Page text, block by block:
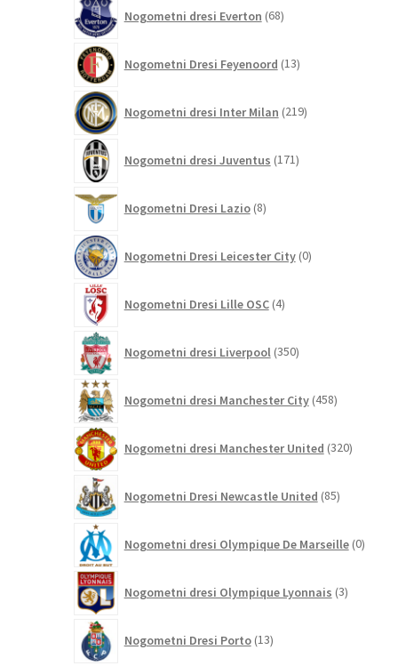
Nogometni dresi Everton 68izdelkov
Nogometni Dresi Feyenoord 13izdelkov
Nogometni dresi Inter Milan 219izdelkov
Nogometni dresi Juventus 171izdelkov
Nogometni Dresi Lazio 8izdelkov
Nogometni Dresi Leicester City 0izdelkov
Nogometni Dresi Lille OSC 4izdelki
Nogometni dresi Liverpool 350izdelkov
Nogometni dresi Manchester City 458izdelkov
Nogometni dresi Manchester United 320izdelkov
Nogometni Dresi Newcastle United 85izdelkov
Nogometni dresi Olympique De Marseille 0
Nogometni dresi Olympique Lyonnais 3izdelki
Nogometni Dresi Porto 13izdelkov